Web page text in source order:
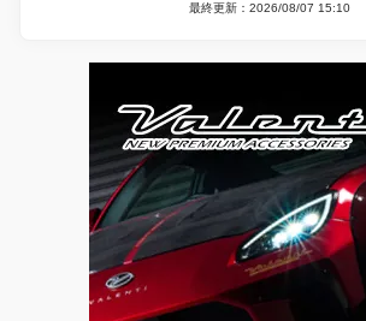
最終更新：2026/08/07 15:10